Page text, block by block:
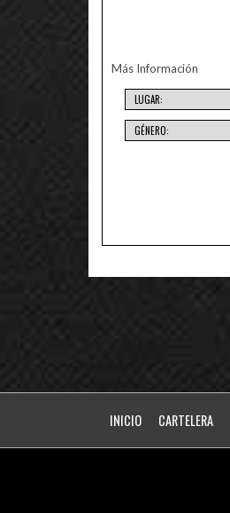
Más Información
LUGAR:
GÉNERO:
INICIO CARTELERA